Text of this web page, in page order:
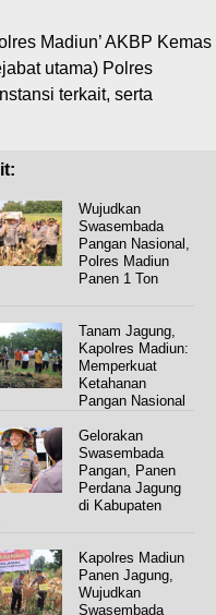
Madiun’ AKBP Kemas
utama) Polres
terkait, serta
Wujudkan
Swasembada
Pangan Nasional,
Polres Madiun
Panen 1 Ton
Tanam Jagung,
Kapolres Madiun:
Memperkuat
Ketahanan
Pangan Nasional
Gelorakan
Swasembada
Pangan, Panen
Perdana Jagung
di Kabupaten
Kapolres Madiun
Panen Jagung,
Wujudkan
Swasembada